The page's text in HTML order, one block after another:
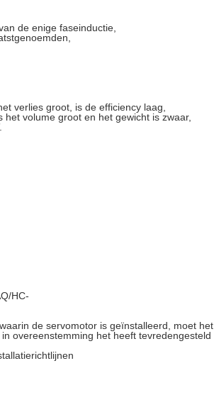
de enige faseinductie,
verlies groot, is de efficiency laag,
volume groot en het gewicht is zwaar,
HC-
de servomotor is geïnstalleerd, moet het
overeenstemming het heeft tevredengesteld